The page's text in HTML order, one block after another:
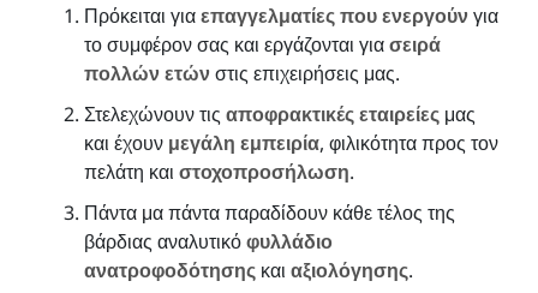
Πρόκειται γιαεπαγγελματίες που ενεργούνγια
το συμφέρον σας και εργάζονται γιασειρά
πολλών ετώνστις επιχειρήσεις μας.
Στελεχώνουν τις αποφρακτικές εταιρείες μας
και έχουν μεγάλη εμπειρία, φιλικότητα προς τον
πελάτη και στοχοπροσήλωση.
Πάντα μα πάντα παραδίδουν κάθε τέλος της
βάρδιας αναλυτικόφυλλάδιο
ανατροφοδότησης και αξιολόγησης.